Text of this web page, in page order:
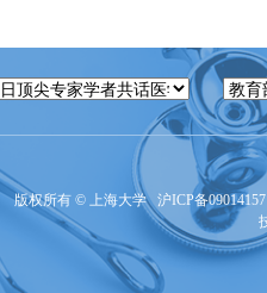
版权所有 © 上海大学 沪ICP备09014157